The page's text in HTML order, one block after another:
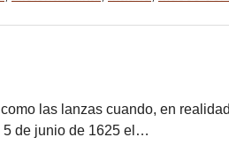
las lanzas cuando, en
5 de junio de 1625 el…